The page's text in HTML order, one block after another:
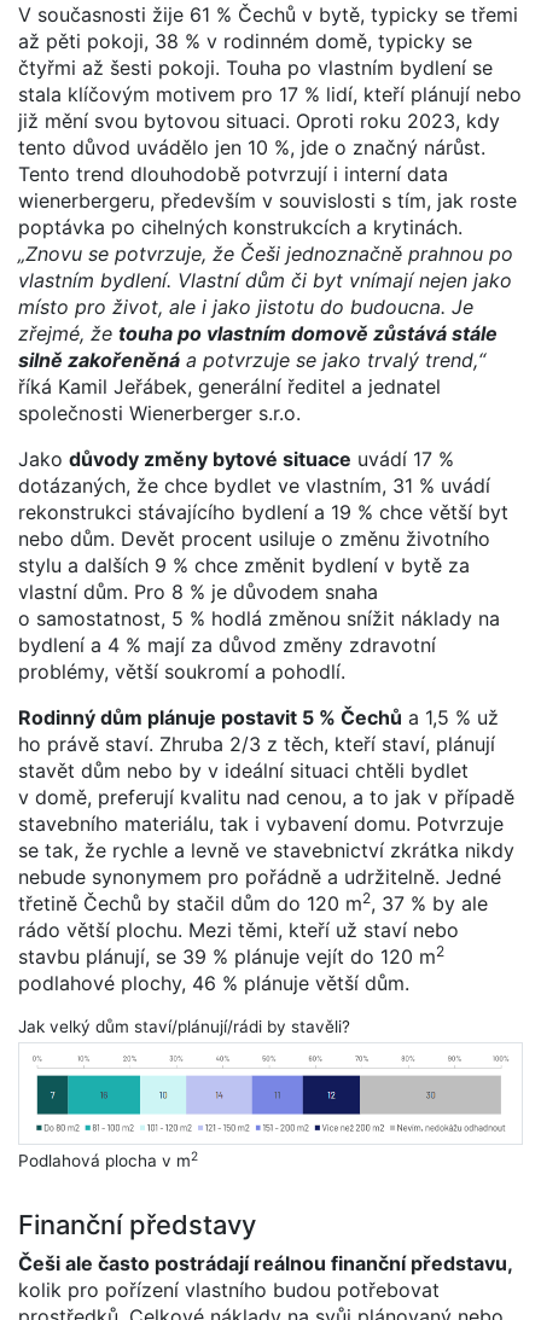
V současnosti žije 61 % Čechů v bytě, typicky se třemi
až pěti pokoji, 38 % v rodinném domě, typicky se
čtyřmi až šesti pokoji. Touha po vlastním bydlení se
stala klíčovým motivem pro 17 % lidí, kteří plánují nebo
již mění svou bytovou situaci. Oproti roku 2023, kdy
tento důvod uvádělo jen 10 %, jde o značný nárůst.
Tento trend dlouhodobě potvrzují i interní data
wienerbergeru, především v souvislosti s tím, jak roste
poptávka po cihelných konstrukcích a krytinách.
„Znovu se potvrzuje, že Češi jednoznačně prahnou po
vlastním bydlení. Vlastní dům či byt vnímají nejen jako
místo pro život, ale i jako jistotu do budoucna. Je
zřejmé, že touha po vlastním domově zůstává stále
silně zakořeněná a potvrzuje se jako trvalý trend,“
říká Kamil Jeřábek, generální ředitel a jednatel
společnosti Wienerberger s.r.o.
Jako důvody změny bytové situace uvádí 17 %
dotázaných, že chce bydlet ve vlastním, 31 % uvádí
rekonstrukci stávajícího bydlení a 19 % chce větší byt
nebo dům. Devět procent usiluje o změnu životního
stylu a dalších 9 % chce změnit bydlení v bytě za
vlastní dům. Pro 8 % je důvodem snaha
o samostatnost, 5 % hodlá změnou snížit náklady na
bydlení a 4 % mají za důvod změny zdravotní
problémy, větší soukromí a pohodlí.
Rodinný dům plánuje postavit 5 % Čechů a 1,5 % už
ho právě staví. Zhruba 2/3 z těch, kteří staví, plánují
stavět dům nebo by v ideální situaci chtěli bydlet
v domě, preferují kvalitu nad cenou, a to jak v případě
stavebního materiálu, tak i vybavení domu. Potvrzuje
se tak, že rychle a levně ve stavebnictví zkrátka nikdy
nebude synonymem pro pořádně a udržitelně. Jedné
třetině Čechů by stačil dům do 120 m2, 37 % by ale
rádo větší plochu. Mezi těmi, kteří už staví nebo
stavbu plánují, se 39 % plánuje vejít do 120 m2
podlahové plochy, 46 % plánuje větší dům.
Jak velký dům staví/plánují/rádi by stavěli?
Podlahová plocha v m2
Finanční představy
Češi ale často postrádají reálnou finanční představu,
kolik pro pořízení vlastního budou potřebovat